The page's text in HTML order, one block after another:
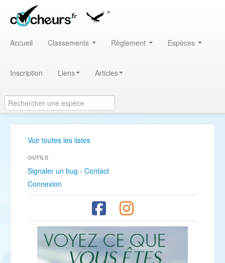
Accueil Classements Règlement Espèces
Inscription Liens Articles
Voir toutes les listes
OUTILS
Signaler un bug - Contact
Connexion